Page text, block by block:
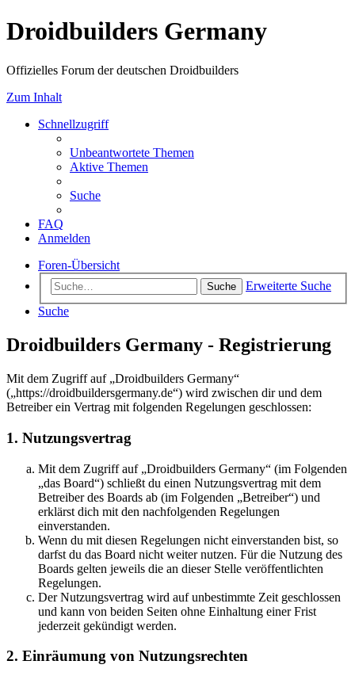
Droidbuilders Germany
Offizielles Forum der deutschen Droidbuilders
Zum Inhalt
Schnellzugriff
Unbeantwortete Themen
Aktive Themen
Suche
FAQ
Anmelden
Foren-Übersicht
Suche
Erweiterte Suche
Suche
Droidbuilders Germany - Registrierung
Mit dem Zugriff auf „Droidbuilders Germany“
(„https://droidbuildersgermany.de“) wird zwischen dir und dem
Betreiber ein Vertrag mit folgenden Regelungen geschlossen:
1. Nutzungsvertrag
Mit dem Zugriff auf „Droidbuilders Germany“ (im Folgenden
„das Board“) schließt du einen Nutzungsvertrag mit dem
Betreiber des Boards ab (im Folgenden „Betreiber“) und
erklärst dich mit den nachfolgenden Regelungen
einverstanden.
Wenn du mit diesen Regelungen nicht einverstanden bist, so
darfst du das Board nicht weiter nutzen. Für die Nutzung des
Boards gelten jeweils die an dieser Stelle veröffentlichten
Regelungen.
Der Nutzungsvertrag wird auf unbestimmte Zeit geschlossen
und kann von beiden Seiten ohne Einhaltung einer Frist
jederzeit gekündigt werden.
2. Einräumung von Nutzungsrechten